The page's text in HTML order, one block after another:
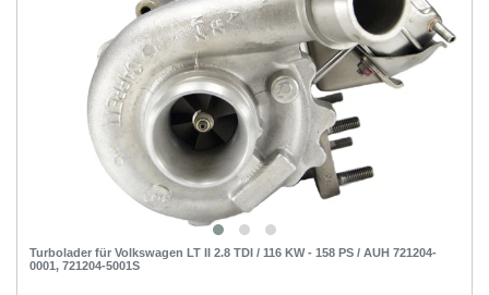
Turbolader für Volkswagen LT II 2.8 TDI / 116 KW - 158 PS / AUH 721204-
0001, 721204-5001S